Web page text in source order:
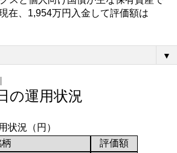
在、1,954万円入金して評価額は
▼
の運用状況
状況（円）
評価額